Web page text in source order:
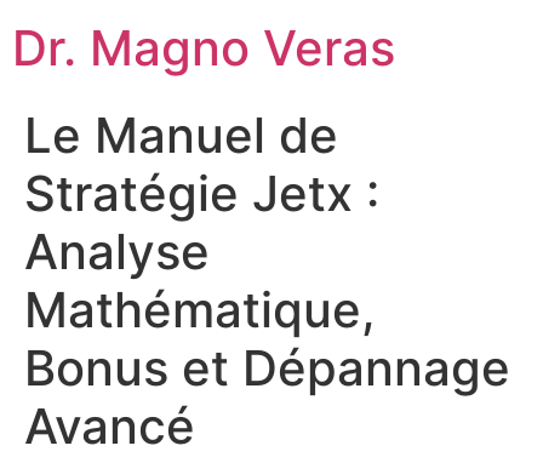
Dr. Magno Veras
Le Manuel de
Stratégie Jetx :
Analyse
Mathématique,
Bonus et Dépannage
Avancé